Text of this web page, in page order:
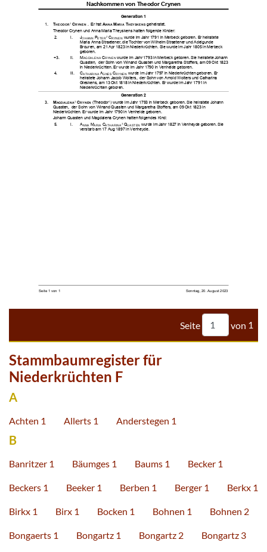


           

      



    


     




     




       




Seite von 1
Stammbaumregister für
Niederkrüchten F
A
Achten 1 Allerts 1 Anderstegen 1
B
Banritzer 1 Bäumges 1 Baums 1 Becker 1
Beckers 1 Beeker 1 Berben 1 Berger 1 Berkx 1
Birkx 1 Birx 1 Bocken 1 Bohnen 1 Bohnen 2
Bongaerts 1 Bongartz 1 Bongartz 2 Bongartz 3